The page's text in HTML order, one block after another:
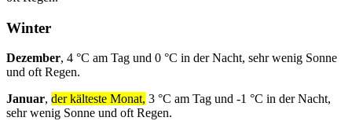
Winter
Dezember, 4 °C am Tag und 0 °C in der Nacht, sehr wenig Sonne
und oft Regen.
Januar, der kälteste Monat, 3 °C am Tag und -1 °C in der Nacht,
sehr wenig Sonne und oft Regen.